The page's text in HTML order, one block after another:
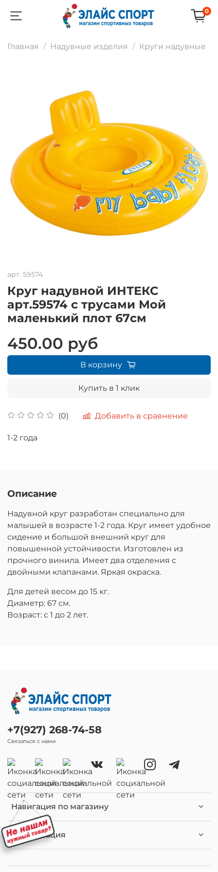
0
Главная Надувные изделия Круги надувные
арт. 59574
Круг надувной ИНТЕКС
арт.59574 с трусами Мой
маленький плот 67см
(0) Добавить в сравнение
450.00 руб
В корзину
Купить в 1 клик
1-2 года
Описание
Надувной круг разработан специально для
малышей в возрасте 1-2 года. Круг имеет удобное
сидение и большой внешний круг для
повышенной устойчивости. Изготовлен из
прочного винила. Имеет два отделения с
двойными клапанами. Яркая окраска.
Для детей весом до 15 кг.
Диаметр: 67 см.
Возраст: с 1 до 2 лет.
Навигация по магазину
Информация
+7(927) 268-74-58
Связаться с нами